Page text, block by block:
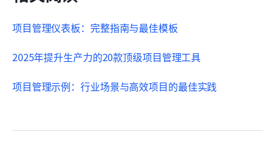
项目管理仪表板：完整指南与最佳模板
2025年提升生产力的20款顶级项目管理工具
项目管理示例：行业场景与高效项目的最佳实践